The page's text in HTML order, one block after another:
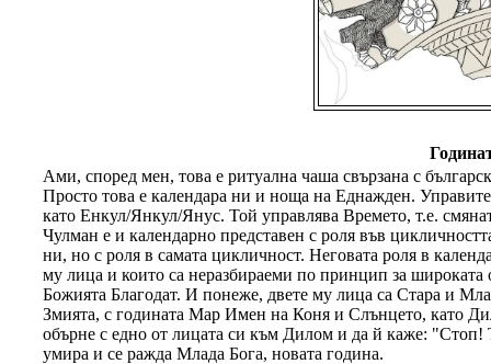
Ами, според мен, това е ритуална чаша свързана с
Просто това е календара ни и ноща на Еднажден.
като Енкул/Янкул/Янус. Той управлява Времето, т.е.
Чулман е и календарно представен с роля във
ни, но с роля в самата цикличност. Неговата роля в
му лица и които са неразбираеми по принцип за широката
Божията Благодат. И понеже, двете му лица са Стара и
Змията, с годината Мар Имен на Коня и Слънцето, като
обърне с едно от лицата си към Дилом и да й каже: "Стоп!
умира и се ражда Млада Бога, новата година.